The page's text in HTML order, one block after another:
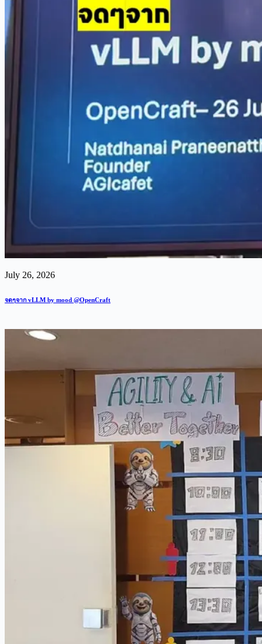
July 26, 2026
จดๆจาก vLLM by mood @OpenCraft